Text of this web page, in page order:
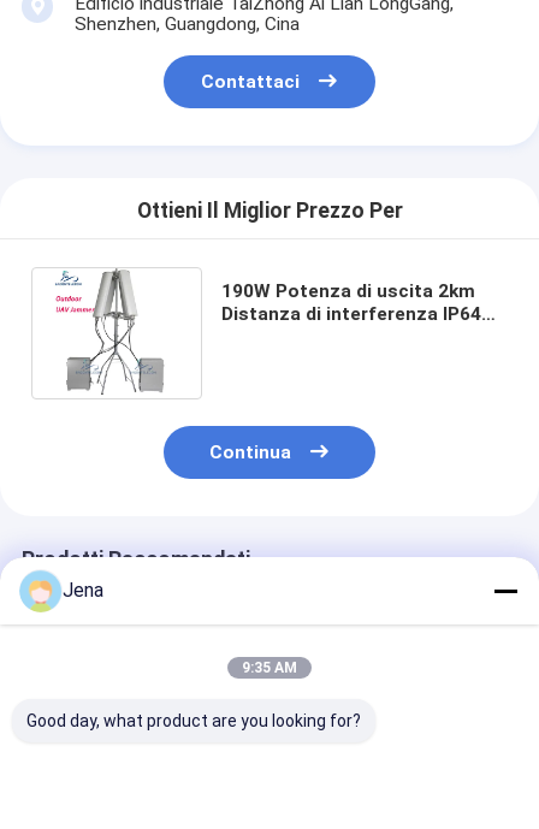
Shenzhen, Guangdong, Cina
Contattaci
Ottieni Il Miglior Prezzo Per
190W Potenza di uscita 2km
Distanza di interferenza IP64
Continua
Prodotti Raccomandati
Jena
9:35 AM
Good day, what product are you looking for?